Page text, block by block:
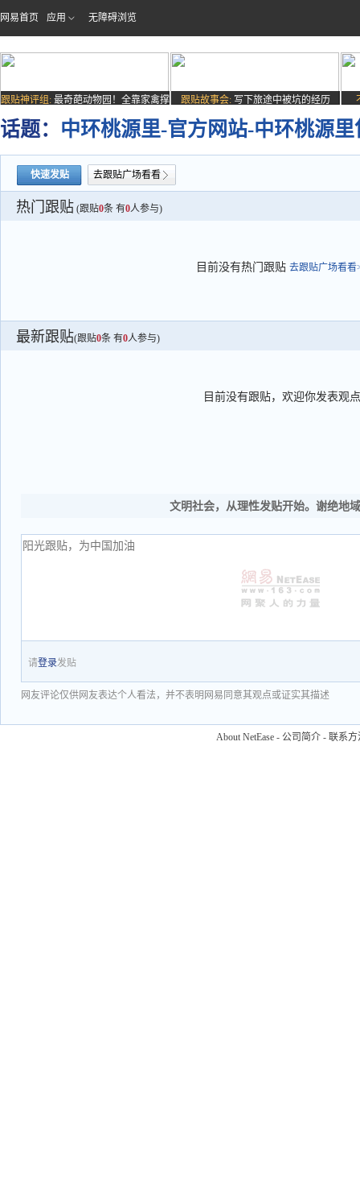
网易首页 应用 无障碍浏览
跟贴神评组: 最奇葩动物园！全靠家禽撑
场子
跟贴故事会: 写下旅途中被坑的经历
话题： 中环桃源里-官方网站-中环桃源
快速发贴 去跟贴广场看看
热门跟贴 (跟贴0条 有0人参与)
目前没有热门跟贴 去跟贴广场看看
最新跟贴(跟贴0条 有0人参与)
目前没有跟贴，欢迎你发表观点
文明社会，从理性发贴开始。谢绝地
请登录发贴
网友评论仅供网友表达个人看法，并不表明网易同意其观点或证实其描述
About NetEase - 公司简介 - 联系方